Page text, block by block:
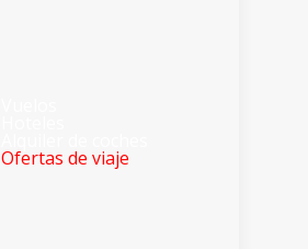
Ofertas de viaje